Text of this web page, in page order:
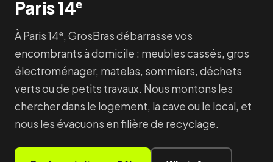
Paris 14ᵉ
À Paris 14ᵉ, GrosBras débarrasse vos
encombrants à domicile : meubles cassés, gros
électroménager, matelas, sommiers, déchets
verts ou de petits travaux. Nous montons les
chercher dans le logement, la cave ou le local, et
nous les évacuons en filière de recyclage.